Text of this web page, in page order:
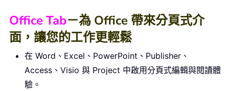
Office Tab－為 Office 帶來分頁式介
面，讓您的工作更輕鬆
在 Word、Excel、PowerPoint、Publisher、
Access、Visio 與 Project 中啟用分頁式編輯與閱讀體
驗。